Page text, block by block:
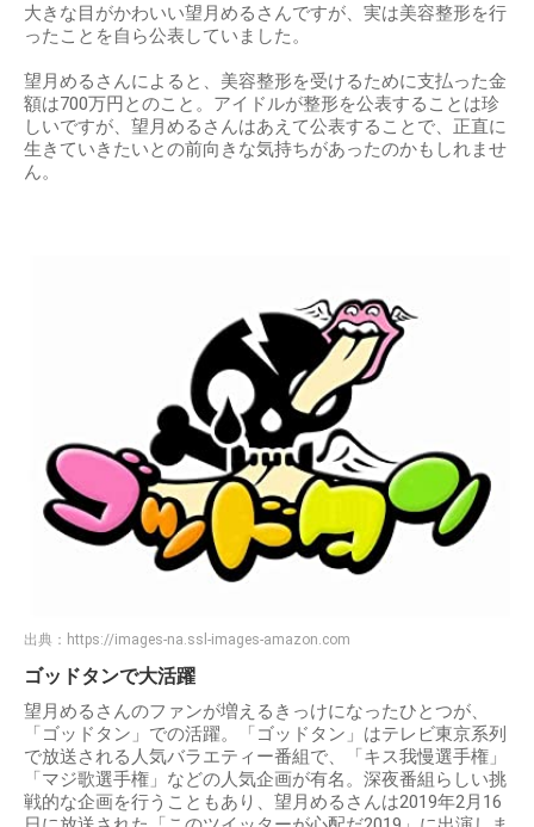
大きな目がかわいい望月めるさんですが、実は美容整形を行
ったことを自ら公表していました。
望月めるさんによると、美容整形を受けるために支払った金
額は700万円とのこと。アイドルが整形を公表することは珍
しいですが、望月めるさんはあえて公表することで、正直に
生きていきたいとの前向きな気持ちがあったのかもしれませ
ん。
出典： https://images-na.ssl-images-amazon.com
ゴッドタンで大活躍
望月めるさんのファンが増えるきっけになったひとつが、
「ゴッドタン」での活躍。「ゴッドタン」はテレビ東京系列
で放送される人気バラエティー番組で、「キス我慢選手権」
「マジ歌選手権」などの人気企画が有名。深夜番組らしい挑
戦的な企画を行うこともあり、望月めるさんは2019年2月16